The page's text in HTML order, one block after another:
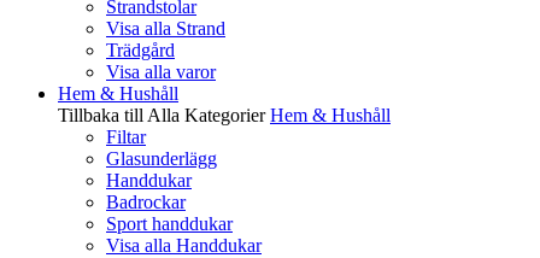
Strandstolar
Visa alla Strand
Trädgård
Visa alla varor
Hem & Hushåll
Tillbaka till Alla Kategorier Hem & Hushåll
Filtar
Glasunderlägg
Handdukar
Badrockar
Sport handdukar
Visa alla Handdukar